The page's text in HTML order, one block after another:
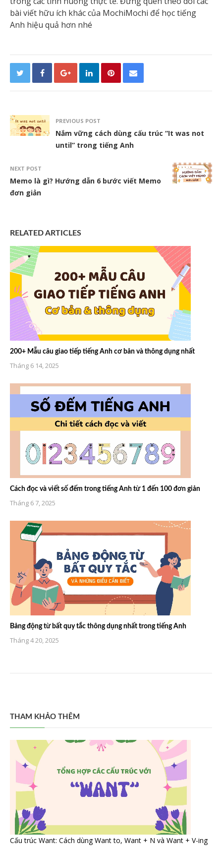
bài viết hữu ích khác của MochiMochi để học tiếng
Anh hiệu quả hơn nhé
PREVIOUS POST
Nắm vững cách dùng cấu trúc “It was not
until” trong tiếng Anh
NEXT POST
Memo là gì? Hướng dẫn 6 bước viết Memo
đơn giản
RELATED ARTICLES
200+ Mẫu câu giao tiếp tiếng Anh cơ bản và thông dụng nhất
Tháng 6 14, 2025
Cách đọc và viết số đếm trong tiếng Anh từ 1 đến 100 đơn giản
Tháng 6 7, 2025
Bảng động từ bất quy tắc thông dụng nhất trong tiếng Anh
Tháng 4 20, 2025
THAM KHẢO THÊM
Cấu trúc Want: Cách dùng Want to, Want + N và Want + V-ing